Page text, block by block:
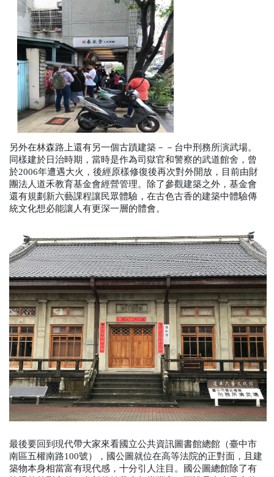
另外在林森路上還有另一個古蹟建築－－台中刑務所演武場。
同樣建於日治時期，當時是作為司獄官和警察的武道館舍，曾
於2006年遭遇大火，後經原樣修復後再次對外開放，目前由財
團法人道禾教育基金會經營管理。除了參觀建築之外，基金會
還有規劃新六藝課程讓民眾體驗，在古色古香的建築中體驗傳
統文化想必能讓人有更深一層的體會。
最後要回到現代帶大家來看國立公共資訊圖書館總館（臺中市
南區五權南路100號），國公圖就位在高等法院的正對面，且建
築物本身相當富有現代感，十分引人注目。國公圖總館除了有